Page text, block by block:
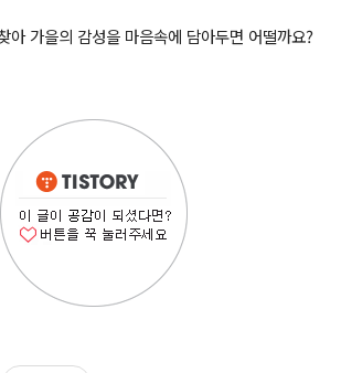
아 가을의 감성을 마음속에 담아두면 어떨까요?